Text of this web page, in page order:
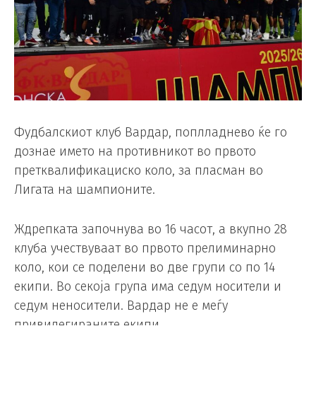
Фудбалскиот клуб Вардар, поплладнево ќе го
дознае името на противникот во првото
претквалификациско коло, за пласман во
Лигата на шампионите.
Ждрепката започнува во 16 часот, а вкупно 28
клуба учествуваат во првото прелиминарно
коло, кои се поделени во две групи со по 14
екипи. Во секоја група има седум носители и
седум неносители. Вардар не е меѓу
привилегираните екипи.